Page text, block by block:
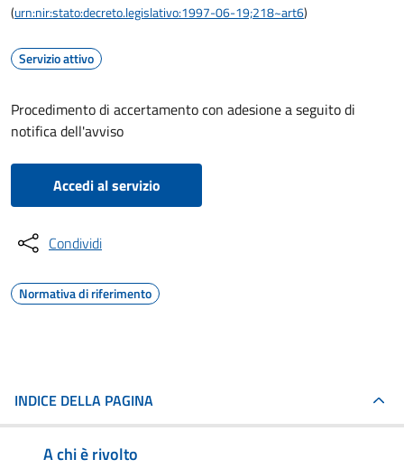
(urn:nir:stato:decreto.legislativo:1997-06-19;218~art6)
Servizio attivo
Procedimento di accertamento con adesione a seguito di
notifica dell'avviso
Accedi al servizio
Condividi
Normativa di riferimento
INDICE DELLA PAGINA
A chi è rivolto